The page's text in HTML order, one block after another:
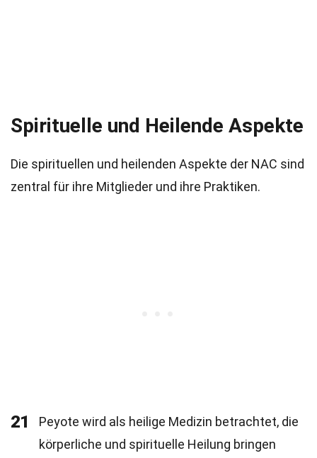
Spirituelle und Heilende Aspekte
Die spirituellen und heilenden Aspekte der NAC sind
zentral für ihre Mitglieder und ihre Praktiken.
21
Peyote wird als heilige Medizin betrachtet, die
körperliche und spirituelle Heilung bringen